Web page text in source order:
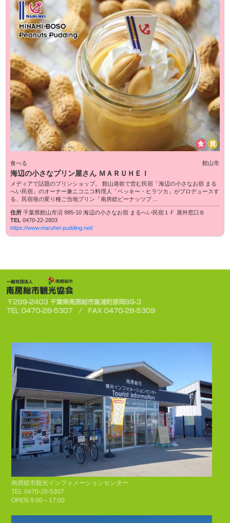
食 買
食べる 館山市
海辺の小さなプリン屋さん ＭＡＲＵＨＥＩ
メディアで話題のプリンショップ。 館山港前で営む民宿「海辺の小さなお宿 まる
へい民宿」のオーナー兼ニコニコ料理人「ベッキー・ヒラツカ」がプロデュースす
る、民宿発の変り種ご当地プリン「南房総ピーナッツプ ...
住所千葉県館山市沼 985-10 海辺の小さなお宿 まるへい民宿１Ｆ 屋外窓口Ｂ
TEL0470-22-2803
https://www.maruhei-pudding.net/
南房総市観光インフォメーションセンター
TEL 0470-28-5307
OPEN 9:00～17:00